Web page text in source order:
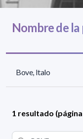
Nombre de la
Bove, Italo
1 resultado